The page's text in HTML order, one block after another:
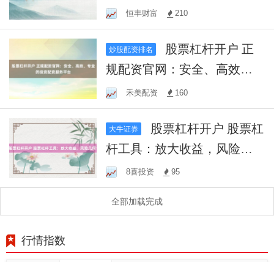
您把握股市良机
恒丰财富 210
炒股配资排名
规配资官网：安全、高效、
专业的投资配资服务平台
禾美配资 160
大牛证券
杆工具：放大收益，风险几
何？8喜投资 95
全部加载完成
行情指数